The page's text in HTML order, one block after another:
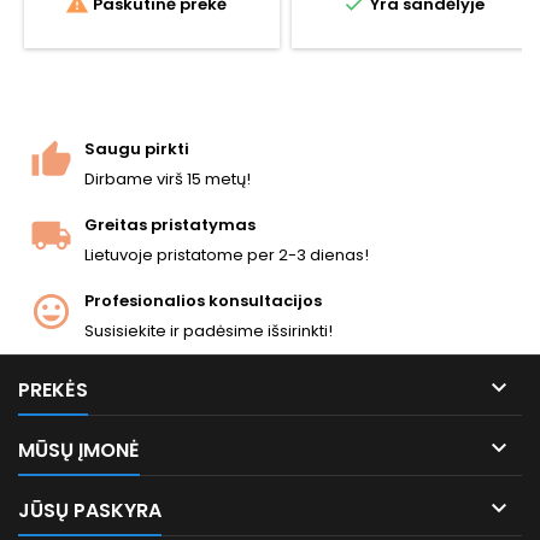
12 g CO2 kasetė ir 15 BB.
originale. Mažiau nei 2,0
Saugu pirkti
Dirbame virš 15 metų!
Greitas pristatymas
Lietuvoje pristatome per 2-3 dienas!
Profesionalios konsultacijos
Susisiekite ir padėsime išsirinkti!
PREKĖS 
MŪSŲ ĮMONĖ 
JŪSŲ PASKYRA 